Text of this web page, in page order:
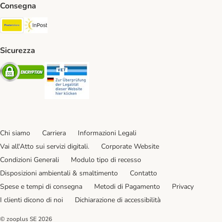
Consegna
Poste Italiane. Shipping Method
Sicurezza
Security
Chi siamo Carriera
Informazioni Legali
Vai all'Atto sui servizi digitali.
Corporate Website
Condizioni Generali
Modulo tipo di recesso
Disposizioni ambientali & smaltimento
Contatto
Spese e tempi di consegna
Metodi di Pagamento
Privacy
I clienti dicono di noi
Dichiarazione di accessibilità
© zooplus SE 2026